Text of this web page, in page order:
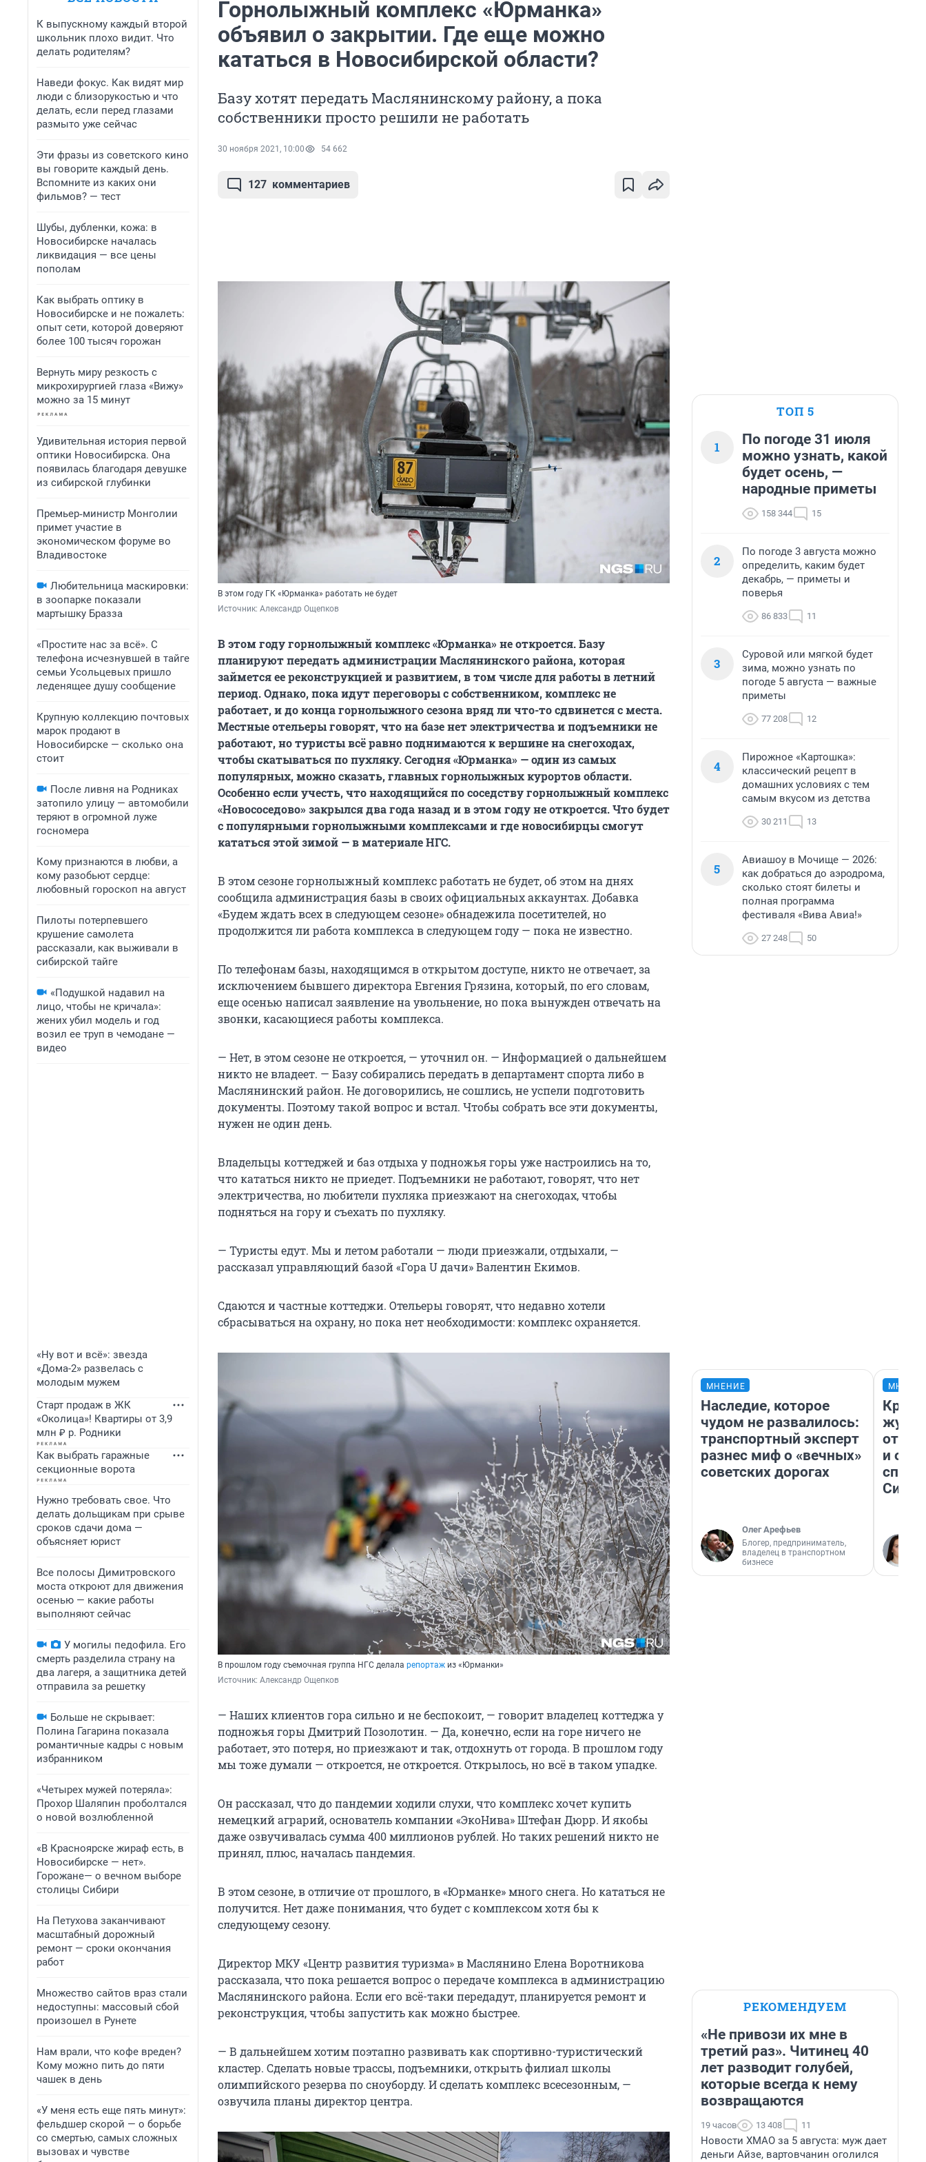
К выпускному каждый второй
школьник плохо видит. Что
делать родителям?
Наведи фокус. Как видят мир
люди с близорукостью и что
делать, если перед глазами
размыто уже сейчас
Эти фразы из советского кино
вы говорите каждый день.
Вспомните из каких они
фильмов? — тест
Шубы, дубленки, кожа: в
Новосибирске началась
ликвидация — все цены
пополам
Как выбрать оптику в
Новосибирске и не пожалеть:
опыт сети, которой доверяют
более 100 тысяч горожан
Вернуть миру резкость с
микрохирургией глаза «Вижу»
можно за 15 минут
Удивительная история первой
оптики Новосибирска. Она
появилась благодаря девушке
из сибирской глубинки
Премьер‑министр Монголии
примет участие в
экономическом форуме во
Владивостоке
Любительница маскировки:
в зоопарке показали
мартышку Бразза
«Простите нас за всё». С
телефона исчезнувшей в тайге
семьи Усольцевых пришло
леденящее душу сообщение
Крупную коллекцию почтовых
марок продают в
Новосибирске — сколько она
стоит
После ливня на Родниках
затопило улицу — автомобили
теряют в огромной луже
госномера
Кому признаются в любви, а
кому разобьют сердце:
любовный гороскоп на август
Пилоты потерпевшего
крушение самолета
рассказали, как выживали в
сибирской тайге
«Подушкой надавил на
лицо, чтобы не кричала»:
жених убил модель и год
возил ее труп в чемодане —
видео
«Ну вот и всё»: звезда
«Дома-2» развелась с
молодым мужем
Старт продаж в ЖК
«Околица»! Квартиры от 3,9
млн ₽ р. Родники
Как выбрать гаражные
секционные ворота
Нужно требовать свое. Что
делать дольщикам при срыве
сроков сдачи дома —
объясняет юрист
Все полосы Димитровского
моста откроют для движения
осенью — какие работы
выполняют сейчас
У могилы педофила. Его
смерть разделила страну на
два лагеря, а защитника детей
отправила за решетку
Больше не скрывает:
Полина Гагарина показала
романтичные кадры с новым
избранником
«Четырех мужей потеряла»:
Прохор Шаляпин проболтался
о новой возлюбленной
«В Красноярске жираф есть, в
Новосибирске — нет».
Горожане— о вечном выборе
столицы Сибири
На Петухова заканчивают
масштабный дорожный
ремонт — сроки окончания
работ
Множество сайтов враз стали
недоступны: массовый сбой
произошел в Рунете
Нам врали, что кофе вреден?
Кому можно пить до пяти
чашек в день
«У меня есть еще пять минут»:
фельдшер скорой — о борьбе
со смертью, самых сложных
вызовах и чувстве
Горнолыжный комплекс «Юрманка»
объявил о закрытии. Где еще можно
кататься в Новосибирской области?
Базу хотят передать Маслянинскому району, а пока
собственники просто решили не работать
30 ноября 2021, 10:00 54 662
127 комментариев
В этом году ГК «Юрманка» работать не будет
Источник: Александр Ощепков
В этом году горнолыжный комплекс «Юрманка» не откроется. Базу
планируют передать администрации Маслянинского района, которая
займется ее реконструкцией и развитием, в том числе для работы в летний
период. Однако, пока идут переговоры с собственником, комплекс не
работает, и до конца горнолыжного сезона вряд ли что-то сдвинется с места.
Местные отельеры говорят, что на базе нет электричества и подъемники не
работают, но туристы всё равно поднимаются к вершине на снегоходах,
чтобы скатываться по пухляку. Сегодня «Юрманка» — один из самых
популярных, можно сказать, главных горнолыжных курортов области.
Особенно если учесть, что находящийся по соседству горнолыжный комплекс
«Новососедово» закрылся два года назад и в этом году не откроется. Что будет
с популярными горнолыжными комплексами и где новосибирцы смогут
кататься этой зимой — в материале НГС.
В этом сезоне горнолыжный комплекс работать не будет, об этом на днях
сообщила администрация базы в своих официальных аккаунтах. Добавка
«Будем ждать всех в следующем сезоне» обнадежила посетителей, но
продолжится ли работа комплекса в следующем году — пока не известно.
По телефонам базы, находящимся в открытом доступе, никто не отвечает, за
исключением бывшего директора Евгения Грязина, который, по его словам,
еще осенью написал заявление на увольнение, но пока вынужден отвечать на
звонки, касающиеся работы комплекса.
— Нет, в этом сезоне не откроется, — уточнил он. — Информацией о дальнейшем
никто не владеет. — Базу собирались передать в департамент спорта либо в
Маслянинский район. Не договорились, не сошлись, не успели подготовить
документы. Поэтому такой вопрос и встал. Чтобы собрать все эти документы,
нужен не один день.
Владельцы коттеджей и баз отдыха у подножья горы уже настроились на то,
что кататься никто не приедет. Подъемники не работают, говорят, что нет
электричества, но любители пухляка приезжают на снегоходах, чтобы
подняться на гору и съехать по пухляку.
— Туристы едут. Мы и летом работали — люди приезжали, отдыхали, —
рассказал управляющий базой «Гора U дачи» Валентин Екимов.
Сдаются и частные коттеджи. Отельеры говорят, что недавно хотели
сбрасываться на охрану, но пока нет необходимости: комплекс охраняется.
В прошлом году съемочная группа НГС делала репортаж из «Юрманки»
Источник: Александр Ощепков
— Наших клиентов гора сильно и не беспокоит, — говорит владелец коттеджа у
подножья горы Дмитрий Позолотин. — Да, конечно, если на горе ничего не
работает, это потеря, но приезжают и так, отдохнуть от города. В прошлом году
мы тоже думали — откроется, не откроется. Открылось, но всё в таком упадке.
Он рассказал, что до пандемии ходили слухи, что комплекс хочет купить
немецкий аграрий, основатель компании «ЭкоНива» Штефан Дюрр. И якобы
даже озвучивалась сумма 400 миллионов рублей. Но таких решений никто не
принял, плюс, началась пандемия.
В этом сезоне, в отличие от прошлого, в «Юрманке» много снега. Но кататься не
получится. Нет даже понимания, что будет с комплексом хотя бы к
следующему сезону.
Директор МКУ «Центр развития туризма» в Маслянино Елена Воротникова
рассказала, что пока решается вопрос о передаче комплекса в администрацию
Маслянинского района. Если его всё-таки передадут, планируется ремонт и
реконструкция, чтобы запустить как можно быстрее.
— В дальнейшем хотим поэтапно развивать как спортивно-туристический
кластер. Сделать новые трассы, подъемники, открыть филиал школы
олимпийского резерва по сноуборду. И сделать комплекс всесезонным, —
озвучила планы директор центра.
ТОП 5
1
По погоде 31 июля
можно узнать, какой
будет осень, —
народные приметы
158 344 15
2
По погоде 3 августа можно
определить, каким будет
декабрь, — приметы и
поверья
86 833 11
3
Суровой или мягкой будет
зима, можно узнать по
погоде 5 августа — важные
приметы
77 208 12
4
Пирожное «Картошка»:
классический рецепт в
домашних условиях с тем
самым вкусом из детства
30 211 13
5
Авиашоу в Мочище — 2026:
как добраться до аэродрома,
сколько стоят билеты и
полная программа
фестиваля «Вива Авиа!»
27 248 50
МНЕНИЕ
Наследие, которое
чудом не развалилось:
транспортный эксперт
разнес миф о «вечных»
советских дорогах
Олег Арефьев
Блогер, предприниматель,
владелец в транспортном
бизнесе
и
РЕКОМЕНДУЕМ
«Не привози их мне в
третий раз». Читинец 40
лет разводит голубей,
которые всегда к нему
возвращаются
19 часов 13 408 11
Новости ХМАО за 5 августа: муж дает
деньги Айзе, вартовчанин оголился